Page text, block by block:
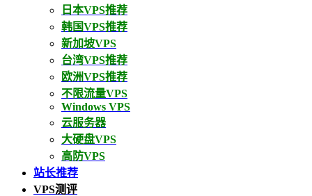
日本VPS推荐
韩国VPS推荐
新加坡VPS
台湾VPS推荐
欧洲VPS推荐
不限流量VPS
Windows VPS
云服务器
大硬盘VPS
高防VPS
站长推荐
VPS测评